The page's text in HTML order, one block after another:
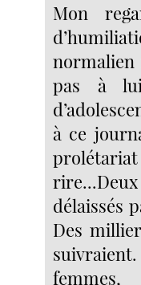
Mon
normalien
pas à
à ce
délaissés
Des
femmes,